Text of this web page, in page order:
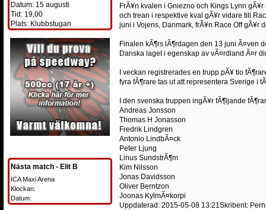
Datum: 15 augusti
Tid: 19,00
Plats: Klubbstugan
Nästa match - Elit B
ICA Maxi Arena
Klockan:
Datum:
FrÃ¥n kvalen i Gniezno och Kings Lynn
och trean i respektive kval gÃ¥r vidare till
juni i Vojens, Danmark, frÃ¥n Race Off gÃ¥r
Finalen kÃ¶rs lÃ¶rdagen den 13 juni Ã¤ven
Danska laget i egenskap av vÃ¤rdland Ã¤r
I veckan registrerades en trupp pÃ¥ tio
fyra fÃ¶rare tas ut att representera Sverige i
I den svenska truppen ingÃ¥r fÃ¶ljande
Andreas Jonsson
Thomas H Jonasson
Fredrik Lindgren
Antonio LindbÃ¤ck
Peter Ljung
Linus SundstrÃ¶m
Kim Nilsson
Jonas Davidsson
Oliver Berntzon
Joonas KylmÃ¤korpi
Uppdaterad: 2015-05-08 13:21Skribent: